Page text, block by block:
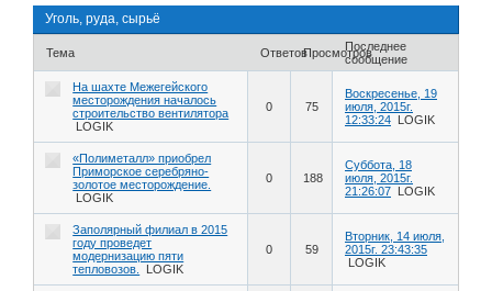
Уголь, руда, сырьё
Тема ОтветовПросмотровПоследнее
сообщение
На шахте Межегейского
месторождения началось
строительство вентилятора
LOGIK
0 75
Воскресенье, 19
июля, 2015г.
12:33:24 LOGIK
«Полиметалл» приобрел
Приморское серебряно-
золотое месторождение.
LOGIK
0 188
Суббота, 18
июля, 2015г.
21:26:07 LOGIK
Заполярный филиал в 2015
году проведет
модернизацию пяти
тепловозов.
LOGIK
0 59
Вторник, 14 июля,
2015г. 23:43:35
LOGIK